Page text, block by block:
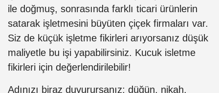
ile doğmuş, sonrasında farklı ticari ürünlerin
satarak işletmesini büyüten çiçek firmaları var.
Siz de küçük işletme fikirleri arıyorsanız düşük
maliyetle bu işi yapabilirsiniz. Kucuk isletme
fikirleri için değerlendirilebilir!
Adınızı biraz duyurursanız; düğün, nikah,